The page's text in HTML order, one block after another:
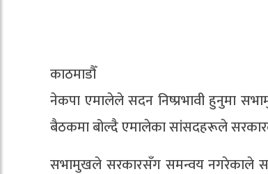
काठमाडौँ
नेकपा एमालेले सदन निष्प्रभावी हुनुमा
बैठकमा बोल्दै एमालेका सांसदहरूले
सभामुखले सरकारसँग समन्वय नगरेकाले